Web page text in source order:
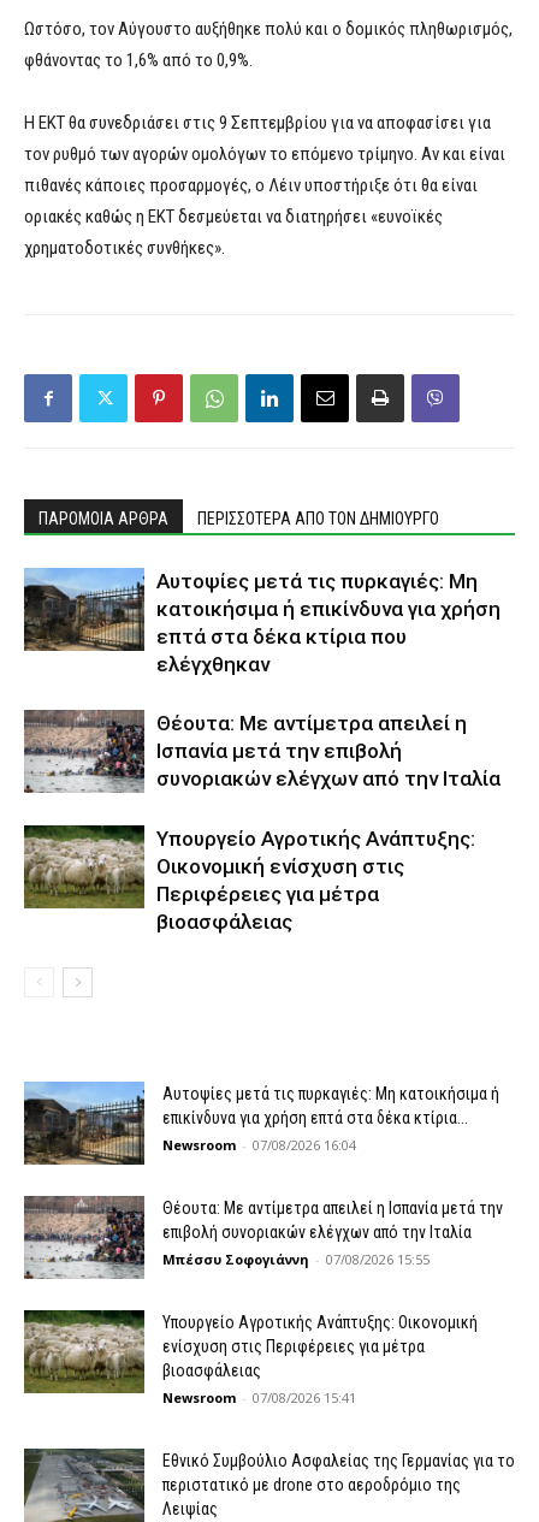
Ωστόσο, τον Αύγουστο αυξήθηκε πολύ και ο δομικός πληθωρισμός,
φθάνοντας το 1,6% από το 0,9%.
Η ΕΚΤ θα συνεδριάσει στις 9 Σεπτεμβρίου για να αποφασίσει για
τον ρυθμό των αγορών ομολόγων το επόμενο τρίμηνο. Αν και είναι
πιθανές κάποιες προσαρμογές, ο Λέιν υποστήριξε ότι θα είναι
οριακές καθώς η ΕΚΤ δεσμεύεται να διατηρήσει «ευνοϊκές
χρηματοδοτικές συνθήκες».
ΠΑΡΟΜΟΙΑ ΑΡΘΡΑ ΠΕΡΙΣΣΟΤΕΡΑ ΑΠΟ ΤΟΝ ΔΗΜΙΟΥΡΓΟ
Αυτοψίες μετά τις πυρκαγιές: Μη
κατοικήσιμα ή επικίνδυνα για χρήση
επτά στα δέκα κτίρια που
ελέγχθηκαν
Θέουτα: Με αντίμετρα απειλεί η
Ισπανία μετά την επιβολή
συνοριακών ελέγχων από την Ιταλία
Υπουργείο Αγροτικής Ανάπτυξης:
Οικονομική ενίσχυση στις
Περιφέρειες για μέτρα
βιοασφάλειας
Αυτοψίες μετά τις πυρκαγιές: Μη κατοικήσιμα ή
επικίνδυνα για χρήση επτά στα δέκα κτίρια...
Newsroom - 07/08/2026 16:04
Θέουτα: Με αντίμετρα απειλεί η Ισπανία μετά την
επιβολή συνοριακών ελέγχων από την Ιταλία
Μπέσσυ Σοφογιάννη - 07/08/2026 15:55
Υπουργείο Αγροτικής Ανάπτυξης: Οικονομική
ενίσχυση στις Περιφέρειες για μέτρα
βιοασφάλειας
Newsroom - 07/08/2026 15:41
Εθνικό Συμβούλιο Ασφαλείας της Γερμανίας για το
περιστατικό με drone στο αεροδρόμιο της
Λειψίας